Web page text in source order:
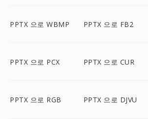
PPTX 으로 WBMP PPTX 으로 FB2
PPTX 으로 PCX PPTX 으로 CUR
PPTX 으로 RGB PPTX 으로 DJVU